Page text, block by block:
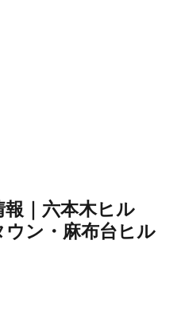
｜六本木ヒル
ン・麻布台ヒル